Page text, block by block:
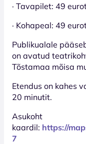
· Tavapilet: 49
· Kohapeal: 49
Publikualale
on avatud
Tõstamaa mõisa
Etendus on kahes
20 minutit.
Asukoht
kaardil: https://
7